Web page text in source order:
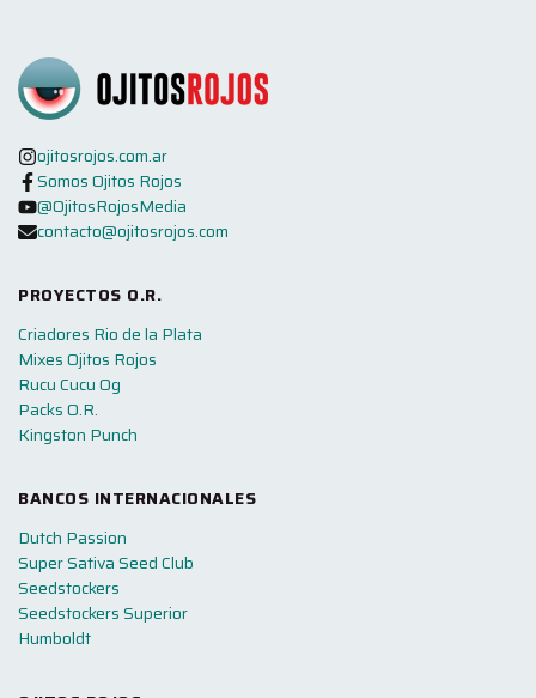
ojitosrojos.com.ar
Somos Ojitos Rojos
@OjitosRojosMedia
contacto@ojitosrojos.com
PROYECTOS O.R.
Criadores Rio de la Plata
Mixes Ojitos Rojos
Rucu Cucu Og
Packs O.R.
Kingston Punch
BANCOS INTERNACIONALES
Dutch Passion
Super Sativa Seed Club
Seedstockers
Seedstockers Superior
Humboldt